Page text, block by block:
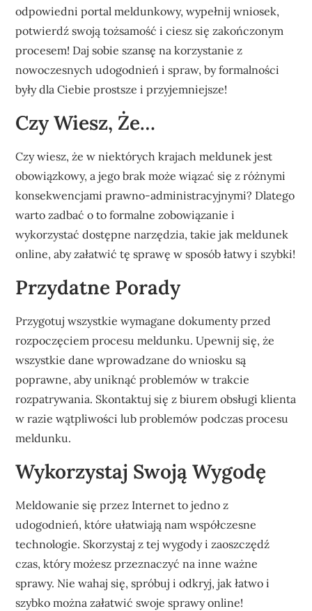
odpowiedni portal meldunkowy, wypełnij wniosek,
potwierdź swoją tożsamość i ciesz się zakończonym
procesem! Daj sobie szansę na korzystanie z
nowoczesnych udogodnień i spraw, by formalności
były dla Ciebie prostsze i przyjemniejsze!
Czy Wiesz, Że…
Czy wiesz, że w niektórych krajach meldunek jest
obowiązkowy, a jego brak może wiązać się z różnymi
konsekwencjami prawno-administracyjnymi? Dlatego
warto zadbać o to formalne zobowiązanie i
wykorzystać dostępne narzędzia, takie jak meldunek
online, aby załatwić tę sprawę w sposób łatwy i szybki!
Przydatne Porady
Przygotuj wszystkie wymagane dokumenty przed
rozpoczęciem procesu meldunku. Upewnij się, że
wszystkie dane wprowadzane do wniosku są
poprawne, aby uniknąć problemów w trakcie
rozpatrywania. Skontaktuj się z biurem obsługi klienta
w razie wątpliwości lub problemów podczas procesu
meldunku.
Wykorzystaj Swoją Wygodę
Meldowanie się przez Internet to jedno z
udogodnień, które ułatwiają nam współczesne
technologie. Skorzystaj z tej wygody i zaoszczędź
czas, który możesz przeznaczyć na inne ważne
sprawy. Nie wahaj się, spróbuj i odkryj, jak łatwo i
szybko można załatwić swoje sprawy online!